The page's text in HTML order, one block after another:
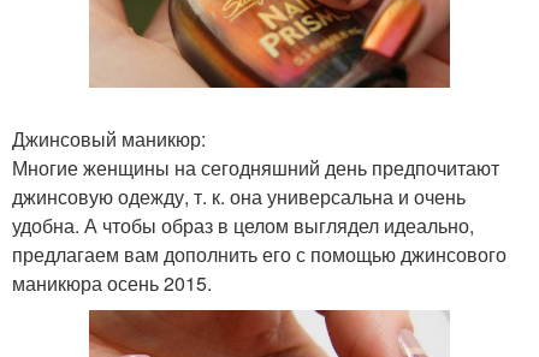
Джинсовый маникюр:
Многие женщины на сегодняшний день предпочитают
джинсовую одежду, т. к. она универсальна и очень
удобна. А чтобы образ в целом выглядел идеально,
предлагаем вам дополнить его с помощью джинсового
маникюра осень 2015.